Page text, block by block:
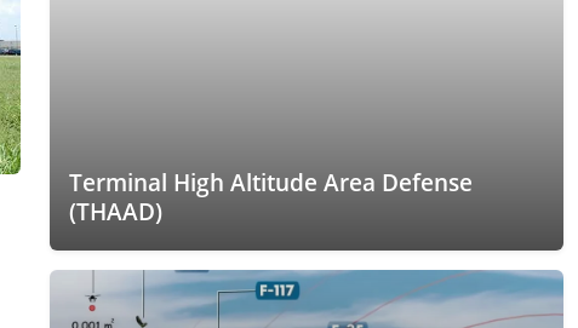
Terminal High Altitude Area Defense
(THAAD)